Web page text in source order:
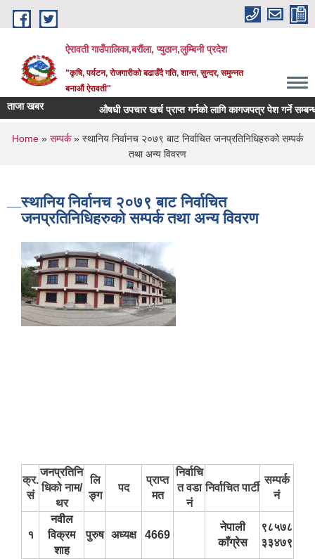
Skip to main content
ऐरावती गाउँपालिका,बरौंला, प्युठान,लुम्बिनी प्रदेश
"कृषि, पर्यटन, रोजगारीको बढाउँदै गति, शान्त, सुन्दर, समुन्नत
बनाऔं ऐरावती"
ताजा खबर औषधी उपचार खर्च प्राप्त गर्नको लागि कागजपत्र पेश गर्ने सम्बन्धमा ।
You are here
Home » सम्पर्क» स्थानिय निर्वानच २०७९ बाट निर्वाचित जनप्रतिनिधिहरुको सम्पर्क
तथा अन्य विवरण
स्थानिय निर्वानच २०७९ बाट निर्वाचित
जनप्रतिनिधिहरुको सम्पर्क तथा अन्य विवरण
क्र.
सं
जनप्रतिनि
धिको नाम/
थर
लि
ङ्ग
पद
प्राप्त
मत
निर्वाचि
त वडा
नं
निर्वाचित पार्टी
सम्पर्क
नं
१
नवील
विक्रम
शाह
पुरुष अध्यक्ष 4669
नेपाली
काँग्रेस
९८५७८
३३४७९